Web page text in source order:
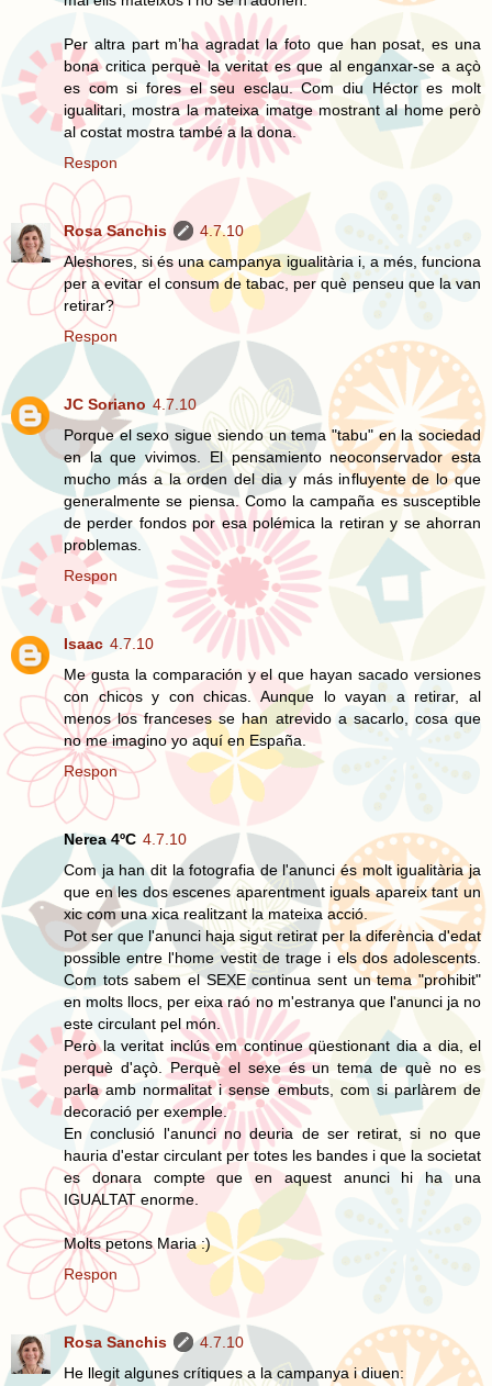
Per altra part m’ha agradat la foto que han posat, es una
bona critica perquè la veritat es que al enganxar-se a açò
es com si fores el seu esclau. Com diu Héctor es molt
igualitari, mostra la mateixa imatge mostrant al home però
al costat mostra també a la dona.
Respon
Rosa Sanchis
4.7.10
Aleshores, si és una campanya igualitària i, a més, funciona
per a evitar el consum de tabac, per què penseu que la van
retirar?
Respon
JC Soriano 4.7.10
Porque el sexo sigue siendo un tema "tabu" en la sociedad
en la que vivimos. El pensamiento neoconservador esta
mucho más a la orden del dia y más influyente de lo que
generalmente se piensa. Como la campaña es susceptible
de perder fondos por esa polémica la retiran y se ahorran
problemas.
Respon
Isaac 4.7.10
Me gusta la comparación y el que hayan sacado versiones
con chicos y con chicas. Aunque lo vayan a retirar, al
menos los franceses se han atrevido a sacarlo, cosa que
no me imagino yo aquí en España.
Respon
Nerea 4ºC 4.7.10
Com ja han dit la fotografia de l'anunci és molt igualitària ja
que en les dos escenes aparentment iguals apareix tant un
xic com una xica realitzant la mateixa acció.
Pot ser que l'anunci haja sigut retirat per la diferència d'edat
possible entre l'home vestit de trage i els dos adolescents.
Com tots sabem el SEXE continua sent un tema "prohibit"
en molts llocs, per eixa raó no m'estranya que l'anunci ja no
este circulant pel món.
Però la veritat inclús em continue qüestionant dia a dia, el
perquè d'açò. Perquè el sexe és un tema de què no es
parla amb normalitat i sense embuts, com si parlàrem de
decoració per exemple.
En conclusió l'anunci no deuria de ser retirat, si no que
hauria d'estar circulant per totes les bandes i que la societat
es donara compte que en aquest anunci hi ha una
IGUALTAT enorme.
Molts petons Maria :)
Respon
Rosa Sanchis
4.7.10
He llegit algunes crítiques a la campanya i diuen: